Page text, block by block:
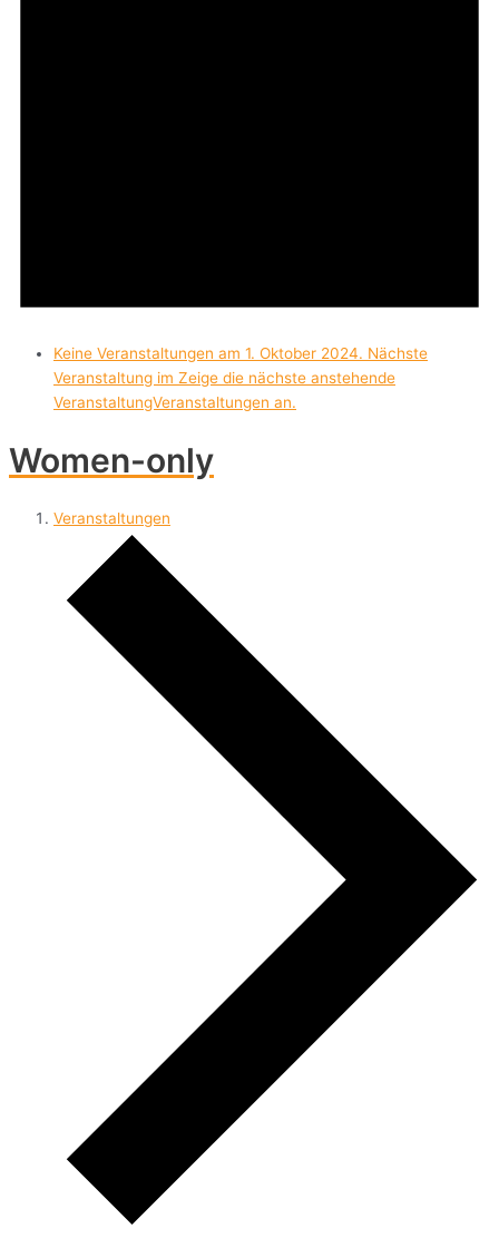
Keine Veranstaltungen am 1. Oktober 2024. Nächste
Veranstaltung im Zeige die nächste anstehende
VeranstaltungVeranstaltungen an.
Women-only
Veranstaltungen